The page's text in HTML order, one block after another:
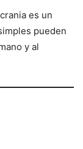
es un
pueden
y al